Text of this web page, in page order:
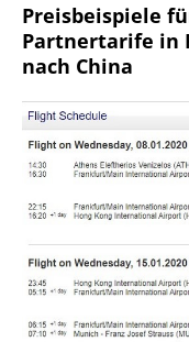
Preisbeispiele
Partnertarife in
nach China